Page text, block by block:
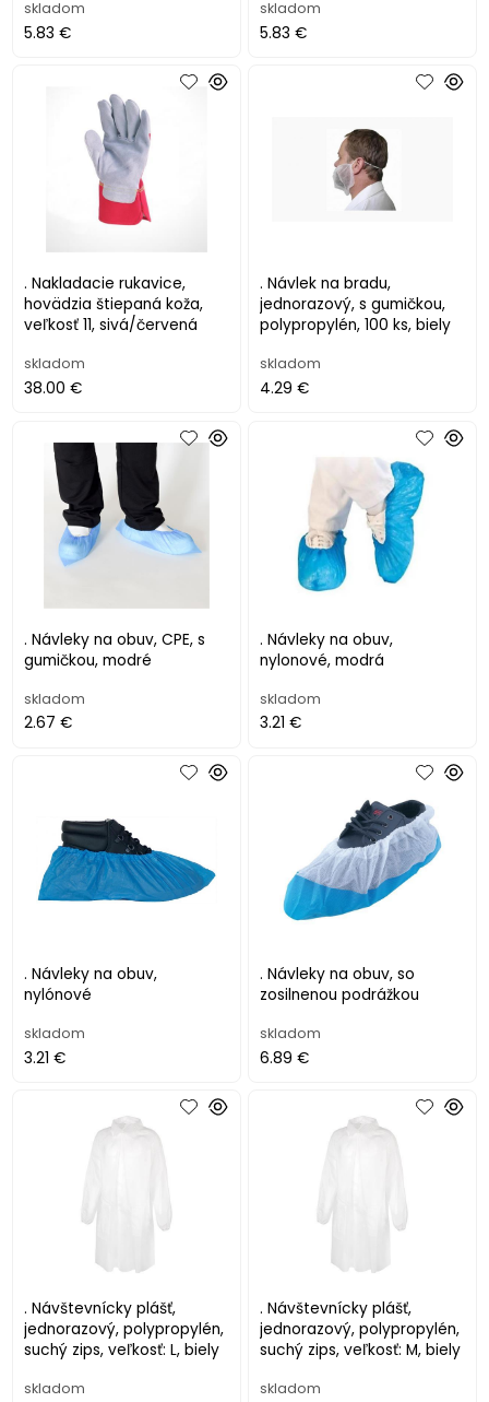
skladom
5.83 €
skladom
5.83 €
. Nakladacie rukavice,
hovädzia štiepaná koža,
veľkosť 11, sivá/červená
skladom
38.00 €
. Návlek na bradu,
jednorazový, s gumičkou,
polypropylén, 100 ks, biely
skladom
4.29 €
. Návleky na obuv, CPE, s
gumičkou, modré
skladom
2.67 €
. Návleky na obuv,
nylonové, modrá
skladom
3.21 €
. Návleky na obuv,
nylónové
skladom
3.21 €
. Návleky na obuv, so
zosilnenou podrážkou
skladom
6.89 €
. Návštevnícky plášť,
jednorazový, polypropylén,
suchý zips, veľkosť: L, biely
skladom
. Návštevnícky plášť,
jednorazový, polypropylén,
suchý zips, veľkosť: M, biely
skladom